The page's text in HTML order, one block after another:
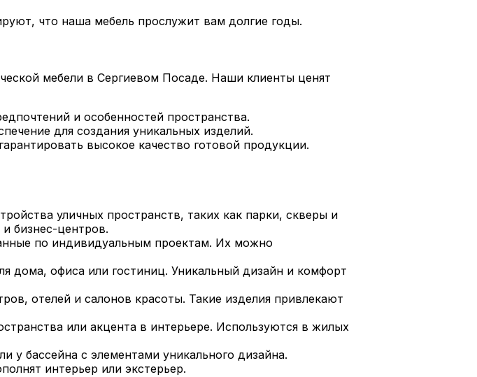
что наша мебель прослужит вам долгие годы.
мебели в Сергиевом Посаде. Наши клиенты ценят
и особенностей пространства.
для создания уникальных изделий.
высокое качество готовой продукции.
уличных пространств, таких как парки, скверы и
бизнес-центров.
по индивидуальным проектам. Их можно
дома, офиса или гостиниц. Уникальный дизайн и комфорт
отелей и салонов красоты. Такие изделия привлекают
или акцента в интерьере. Используются в жилых
у бассейна с элементами уникального дизайна.
интерьер или экстерьер.